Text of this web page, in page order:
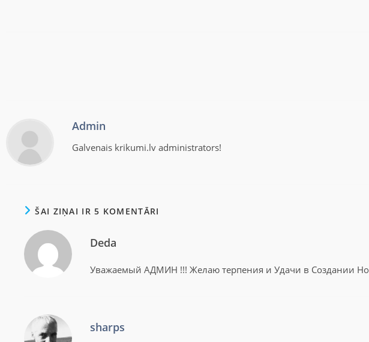
Admin
Galvenais krikumi.lv administrators!
ŠAI ZIŅAI IR 5 KOMENTĀRI
Deda
Уважаемый АДМИН !!! Желаю терпения и Удачи в Создании
sharps